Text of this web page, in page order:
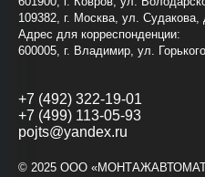
109382, г. Москва, ул. Судакова,
Адрес для корреспонденции:
600005, г. Владимир, ул.
+7 (492) 322-19-01
+7 (499) 113-05-93
pojts@yandex.ru
© 2025 ООО